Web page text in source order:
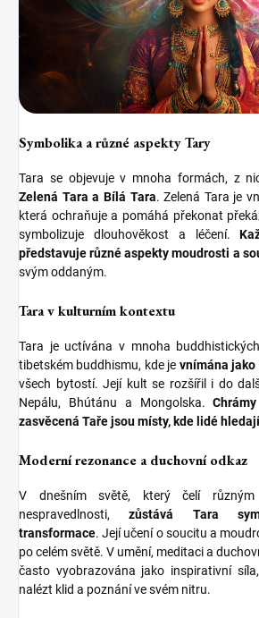
Symbolika a různé aspekty Tary
Tara se objevuje v mnoha formách, z
Zelená Tara a Bílá Tara. Zelená Tara je
která ochraňuje a pomáhá překonat
symbolizuje dlouhověkost a léčení.
představuje různé aspekty moudrosti a
svým oddaným.
Tara v kulturním kontextu
Tara je uctívána v mnoha
tibetském buddhismu, kde je vnímána jako
všech bytostí. Její kult se rozšířil i do
Nepálu, Bhútánu a Mongolska.
zasvěcená Taře jsou místy, kde lidé
Moderní rezonance a duchovní odkaz
V dnešním světě, který čelí
nespravedlnosti,zůstává Tara
transformace. Její učení o soucitu a
po celém světě. V umění, meditaci a
často vyobrazována jako inspirativní
nalézt klid a poznání ve svém nitru.